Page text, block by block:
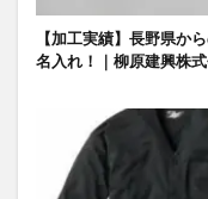
【加工実績】長野県か
名入れ！｜柳原建興株